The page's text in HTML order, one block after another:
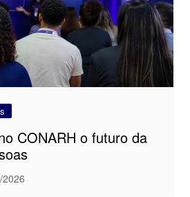
CONARH o futuro da